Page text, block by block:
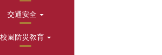
交通安全
校園防災教育